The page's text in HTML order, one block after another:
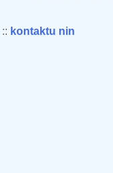
:: kontaktu nin